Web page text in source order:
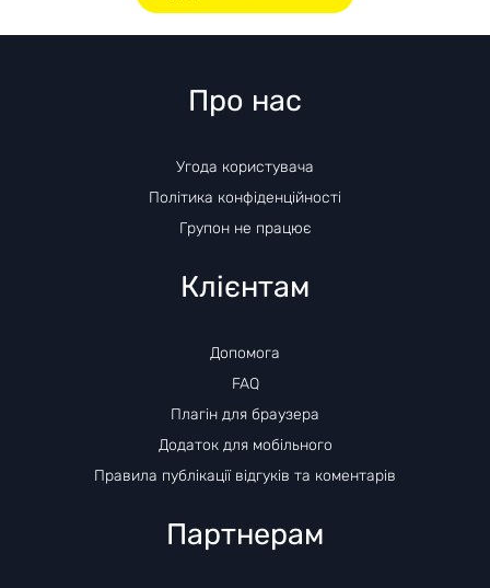
Про нас
Угода користувача
Політика конфіденційності
Групон не працює
Клієнтам
Допомога
FAQ
Плагін для браузера
Додаток для мобільного
Правила публікації відгуків та коментарів
Партнерам